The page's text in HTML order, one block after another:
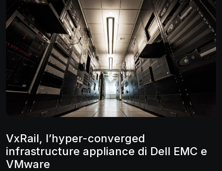
VxRail, l’hyper-converged
infrastructure appliance di Dell EMC e
VMware